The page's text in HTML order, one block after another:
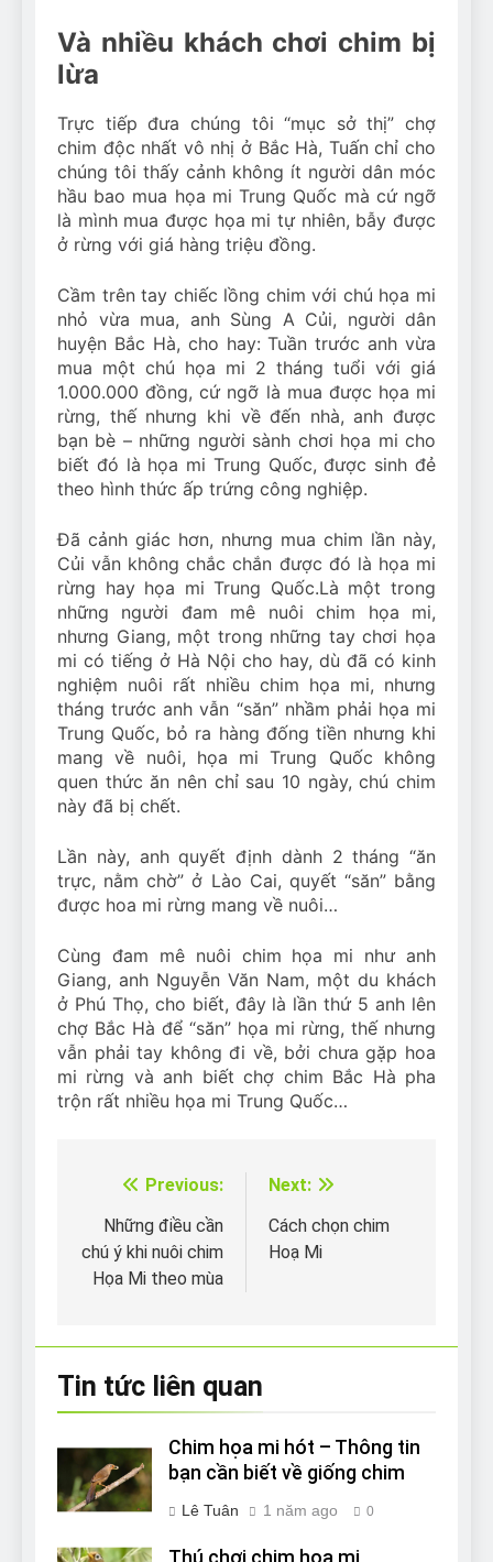
Và nhiều khách chơi chim bị
lừa
Trực tiếp đưa chúng tôi “mục sở thị” chợ
chim độc nhất vô nhị ở Bắc Hà, Tuấn chỉ cho
chúng tôi thấy cảnh không ít người dân móc
hầu bao mua họa mi Trung Quốc mà cứ ngỡ
là mình mua được họa mi tự nhiên, bẫy được
ở rừng với giá hàng triệu đồng.
Cầm trên tay chiếc lồng chim với chú họa mi
nhỏ vừa mua, anh Sùng A Củi, người dân
huyện Bắc Hà, cho hay: Tuần trước anh vừa
mua một chú họa mi 2 tháng tuổi với giá
1.000.000 đồng, cứ ngỡ là mua được họa mi
rừng, thế nhưng khi về đến nhà, anh được
bạn bè – những người sành chơi họa mi cho
biết đó là họa mi Trung Quốc, được sinh đẻ
theo hình thức ấp trứng công nghiệp.
Đã cảnh giác hơn, nhưng mua chim lần này,
Củi vẫn không chắc chắn được đó là họa mi
rừng hay họa mi Trung Quốc.Là một trong
những người đam mê nuôi chim họa mi,
nhưng Giang, một trong những tay chơi họa
mi có tiếng ở Hà Nội cho hay, dù đã có kinh
nghiệm nuôi rất nhiều chim họa mi, nhưng
tháng trước anh vẫn “săn” nhầm phải họa mi
Trung Quốc, bỏ ra hàng đống tiền nhưng khi
mang về nuôi, họa mi Trung Quốc không
quen thức ăn nên chỉ sau 10 ngày, chú chim
này đã bị chết.
Lần này, anh quyết định dành 2 tháng “ăn
trực, nằm chờ” ở Lào Cai, quyết “săn” bằng
được hoa mi rừng mang về nuôi…
Cùng đam mê nuôi chim họa mi như anh
Giang, anh Nguyễn Văn Nam, một du khách
ở Phú Thọ, cho biết, đây là lần thứ 5 anh lên
chợ Bắc Hà để “săn” họa mi rừng, thế nhưng
vẫn phải tay không đi về, bởi chưa gặp hoa
mi rừng và anh biết chợ chim Bắc Hà pha
trộn rất nhiều họa mi Trung Quốc…
Điều
hướng
bài
Previous:
Những điều cần
chú ý khi nuôi chim
Họa Mi theo mùa
Next:
Cách chọn chim
Hoạ Mi
Tin tức liên quan
Chim họa mi hót – Thông tin
bạn cần biết về giống chim
Lê Tuân 1 năm ago 0